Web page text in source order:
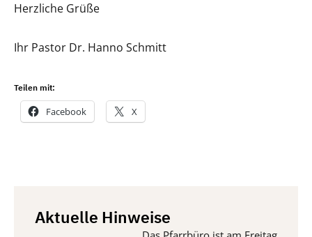
Herzliche Grüße
Ihr Pastor Dr. Hanno Schmitt
Teilen mit:
Facebook X
Aktuelle Hinweise